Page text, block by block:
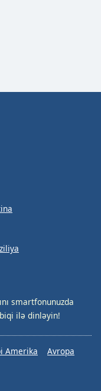
smartfonunuzda
ilə dinləyin!
Amerika
Avropa